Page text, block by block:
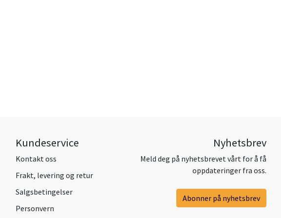
Kundeservice
Kontakt oss
Frakt, levering og retur
Salgsbetingelser
Personvern
Nyhetsbrev
Meld deg på nyhetsbrevet vårt for å få
oppdateringer fra oss.
Abonner på nyhetsbrev